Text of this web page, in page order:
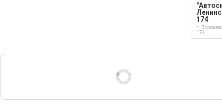
174
г.
174